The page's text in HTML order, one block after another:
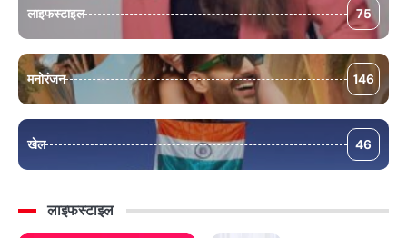
लाइफस्टाइल 75
मनोरंजन 146
खेल 46
लाइफस्टाइल